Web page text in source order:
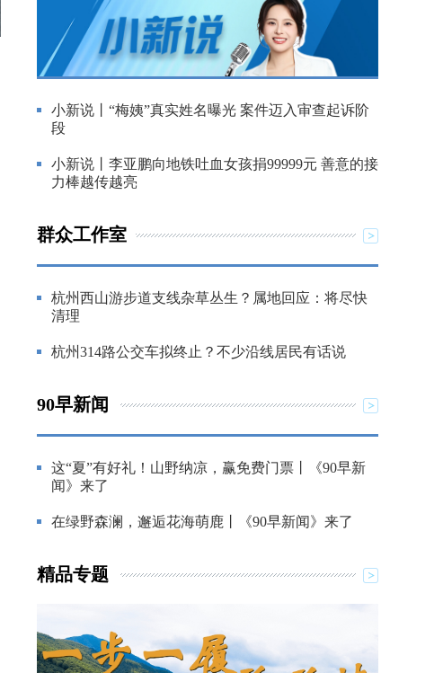
小新说丨“梅姨”真实姓名曝光 案件迈入审查起诉阶
段
小新说丨李亚鹏向地铁吐血女孩捐99999元 善意的接
力棒越传越亮
群众工作室
杭州西山游步道支线杂草丛生？属地回应：将尽快
清理
杭州314路公交车拟终止？不少沿线居民有话说
90早新闻
这“夏”有好礼！山野纳凉，赢免费门票丨《90早新
闻》来了
在绿野森澜，邂逅花海萌鹿丨《90早新闻》来了
精品专题